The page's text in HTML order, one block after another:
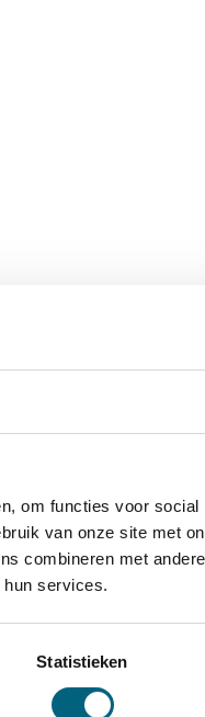
om functies voor
van onze site met
combineren met
services.
Statistieken